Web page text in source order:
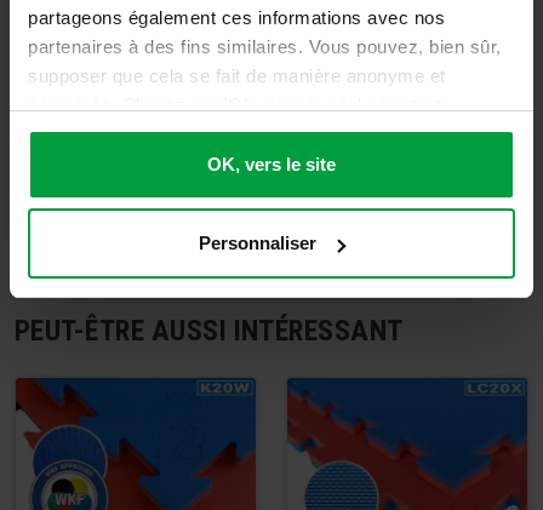
partageons également ces informations avec nos
partenaires à des fins similaires. Vous pouvez, bien sûr,
supposer que cela se fait de manière anonyme et
accepter ou ajustez manuellement vos préférences.
OK, vers le site
Personnaliser
Reach Respecter le règlement REACH
Absorption des
chocs
UNI EN 1177 HIC 800mm
Suitable for walking with shoes and for
the use of gymnastic tools
PEUT-ÊTRE AUSSI INTÉRESSANT